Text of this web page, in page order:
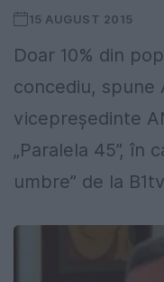
15 AUGUST 2015
Doar 10% din
concediu, spune
vicepreședinte
„Paralela 45”, în
umbre” de la